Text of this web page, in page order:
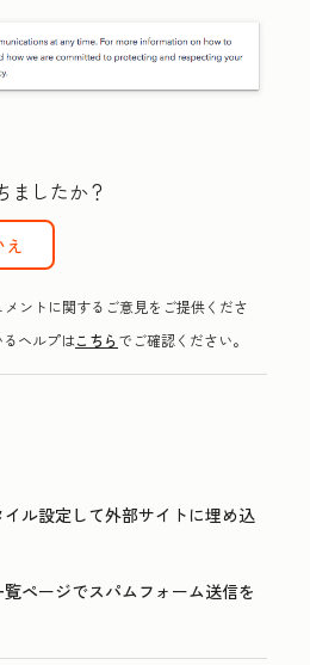
ましたか？
ントに関するご意見をご提供くださ
ヘルプはこちらでご確認ください。
ル設定して外部サイトに埋め込
ページでスパムフォーム送信を